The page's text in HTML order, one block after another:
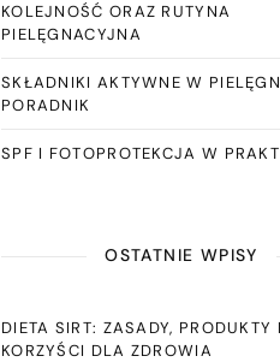
KOLEJNOŚĆ ORAZ RUTYNA
PIELĘGNACYJNA
SKŁADNIKI AKTYWNE W
PORADNIK
SPF I FOTOPROTEKCJA W
OSTATNIE WPISY
DIETA SIRT: ZASADY, PRODUKTY I
KORZYŚCI DLA ZDROWIA